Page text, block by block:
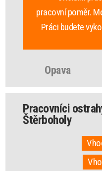
pracovní poměr.
Práci budete
Opava
Pracovníci
Štěrboholy